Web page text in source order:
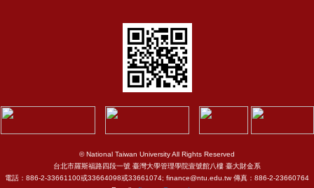
© National Taiwan University All Rights Reserved
台北市羅斯福路四段一號 臺灣大學管理學院壹號館八樓 臺大財金系
電話：886-2-33661100或33664098或33661074; finance@ntu.edu.tw 傳真：886-2-23660764